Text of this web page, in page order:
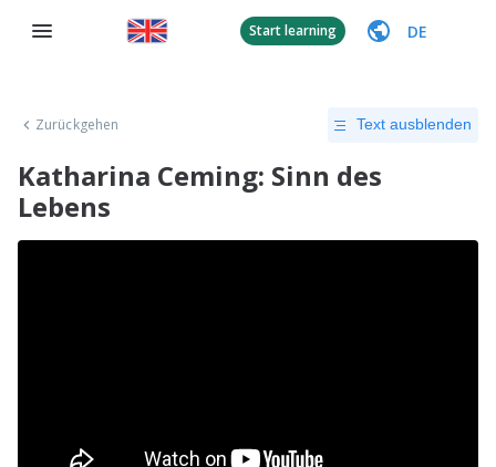
Start learning DE
Zurückgehen Text ausblenden
Katharina Ceming: Sinn des
Lebens